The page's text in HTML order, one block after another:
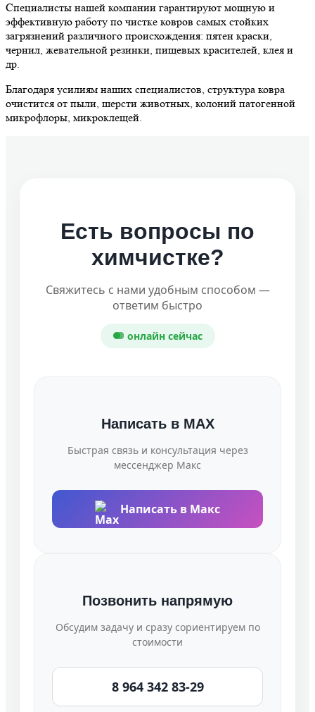
Специалисты нашей компании гарантируют мощную и
эффективную работу по чистке ковров самых стойких
загрязнений различного происхождения: пятен краски,
чернил, жевательной резинки, пищевых красителей, клея и
др.
Благодаря усилиям наших специалистов, структура ковра
очистится от пыли, шерсти животных, колоний патогенной
микрофлоры, микроклещей.
Есть вопросы по
химчистке?
Свяжитесь с нами удобным способом —
ответим быстро
онлайн сейчас
Написать в MAX
Быстрая связь и консультация через
мессенджер Макс
Написать в Макс
Позвонить напрямую
Обсудим задачу и сразу сориентируем по
стоимости
8 964 342 83-29